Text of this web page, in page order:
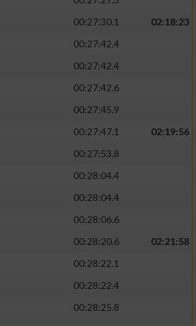
00:27:30.1
02:18:23
00:27:42.4
00:27:42.4
00:27:42.6
00:27:45.9
00:27:47.1
02:19:56
00:27:53.8
00:28:04.4
00:28:04.4
00:28:06.6
00:28:20.6
02:21:58
00:28:22.1
00:28:22.4
00:28:25.8